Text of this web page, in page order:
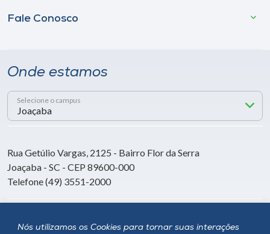
Nós utilizamos os Cookies para tornar suas interações
Fale Conosco
Onde estamos
Selecione o campus
Rua Getúlio Vargas, 2125 - Bairro Flor da Serra
Joaçaba - SC - CEP 89600-000
Telefone (49) 3551-2000
Siga a Unoesc